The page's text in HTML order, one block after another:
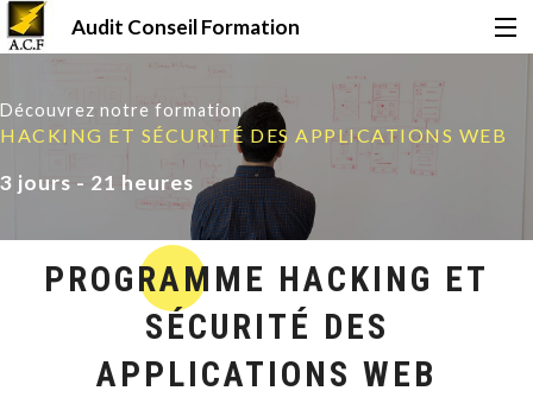
Audit Conseil Formation
Formations
Certifications
Financement
Découvrez notre formation
HACKING ET SÉCURITÉ DES APPLICATIONS WEB
3 jours - 21 heures
PROGRAMME HACKING ET
SÉCURITÉ DES
APPLICATIONS WEB